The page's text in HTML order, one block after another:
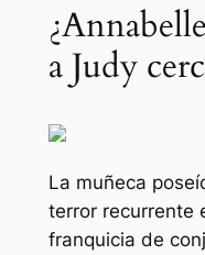
a Judy
La muñeca
terror recurrente
franquicia de